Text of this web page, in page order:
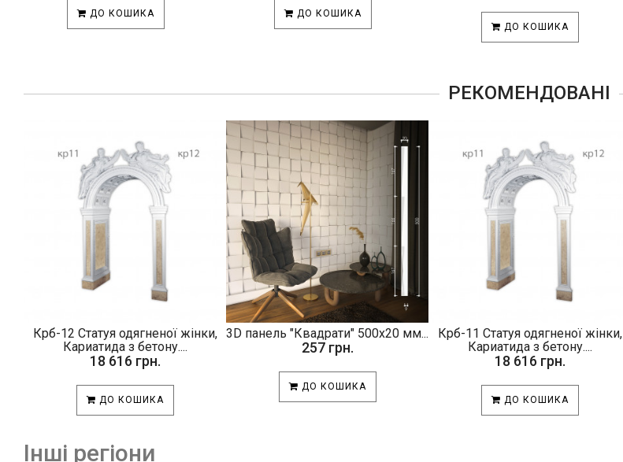
ДО КОШИКА ДО КОШИКА
ДО КОШИКА
РЕКОМЕНДОВАНІ
Крб-12 Статуя одягненої жінки,
Кариатида з бетону....
18 616 грн.
ДО КОШИКА
3D панель "Квадрати" 500х20 мм...
257 грн.
ДО КОШИКА
Крб-11 Статуя одягненої жінки,
Кариатида з бетону....
18 616 грн.
ДО КОШИКА
Інші регіони